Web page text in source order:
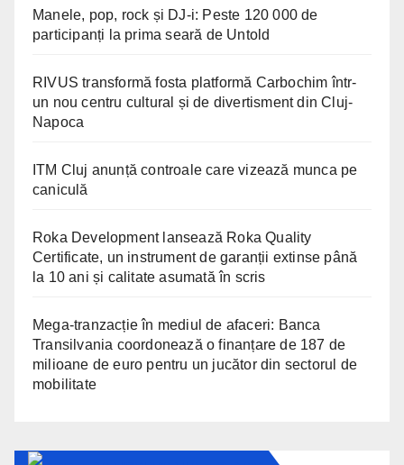
Manele, pop, rock și DJ-i: Peste 120 000 de
participanți la prima seară de Untold
RIVUS transformă fosta platformă Carbochim într-
un nou centru cultural și de divertisment din Cluj-
Napoca
ITM Cluj anunță controale care vizează munca pe
caniculă
Roka Development lansează Roka Quality
Certificate, un instrument de garanții extinse până
la 10 ani și calitate asumată în scris
Mega-tranzacție în mediul de afaceri: Banca
Transilvania coordonează o finanțare de 187 de
milioane de euro pentru un jucător din sectorul de
mobilitate